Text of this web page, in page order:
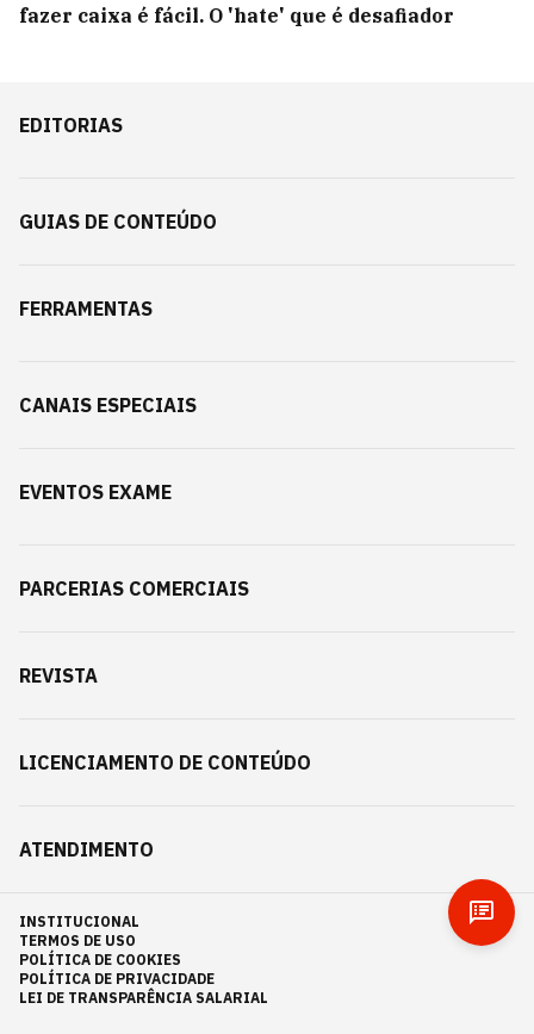
fazer caixa é fácil. O 'hate' que é desafiador
EDITORIAS
GUIAS DE CONTEÚDO
FERRAMENTAS
CANAIS ESPECIAIS
EVENTOS EXAME
PARCERIAS COMERCIAIS
REVISTA
LICENCIAMENTO DE CONTEÚDO
ATENDIMENTO
INSTITUCIONAL
TERMOS DE USO
POLÍTICA DE COOKIES
POLÍTICA DE PRIVACIDADE
LEI DE TRANSPARÊNCIA SALARIAL